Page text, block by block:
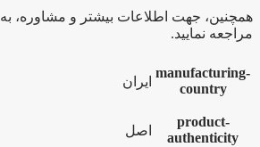
همچنین، جهت اطلاعات بیشتر و مشاوره، به
مراجعه نمایید.
manufacturing-
country
ایران
product-
authenticity
اصل